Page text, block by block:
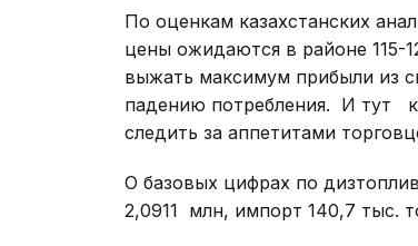
По оценкам казахстанских
цены ожидаются в районе 115-
выжать максимум прибыли из
падению потребления. И тут
следить за аппетитами
О базовых цифрах по
2,0911 млн, импорт 140,7 тыс.